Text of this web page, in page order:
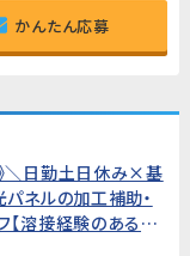
かんたん応募
＼日勤土日休み×基
ネルの加工補助・
【溶接経験のある